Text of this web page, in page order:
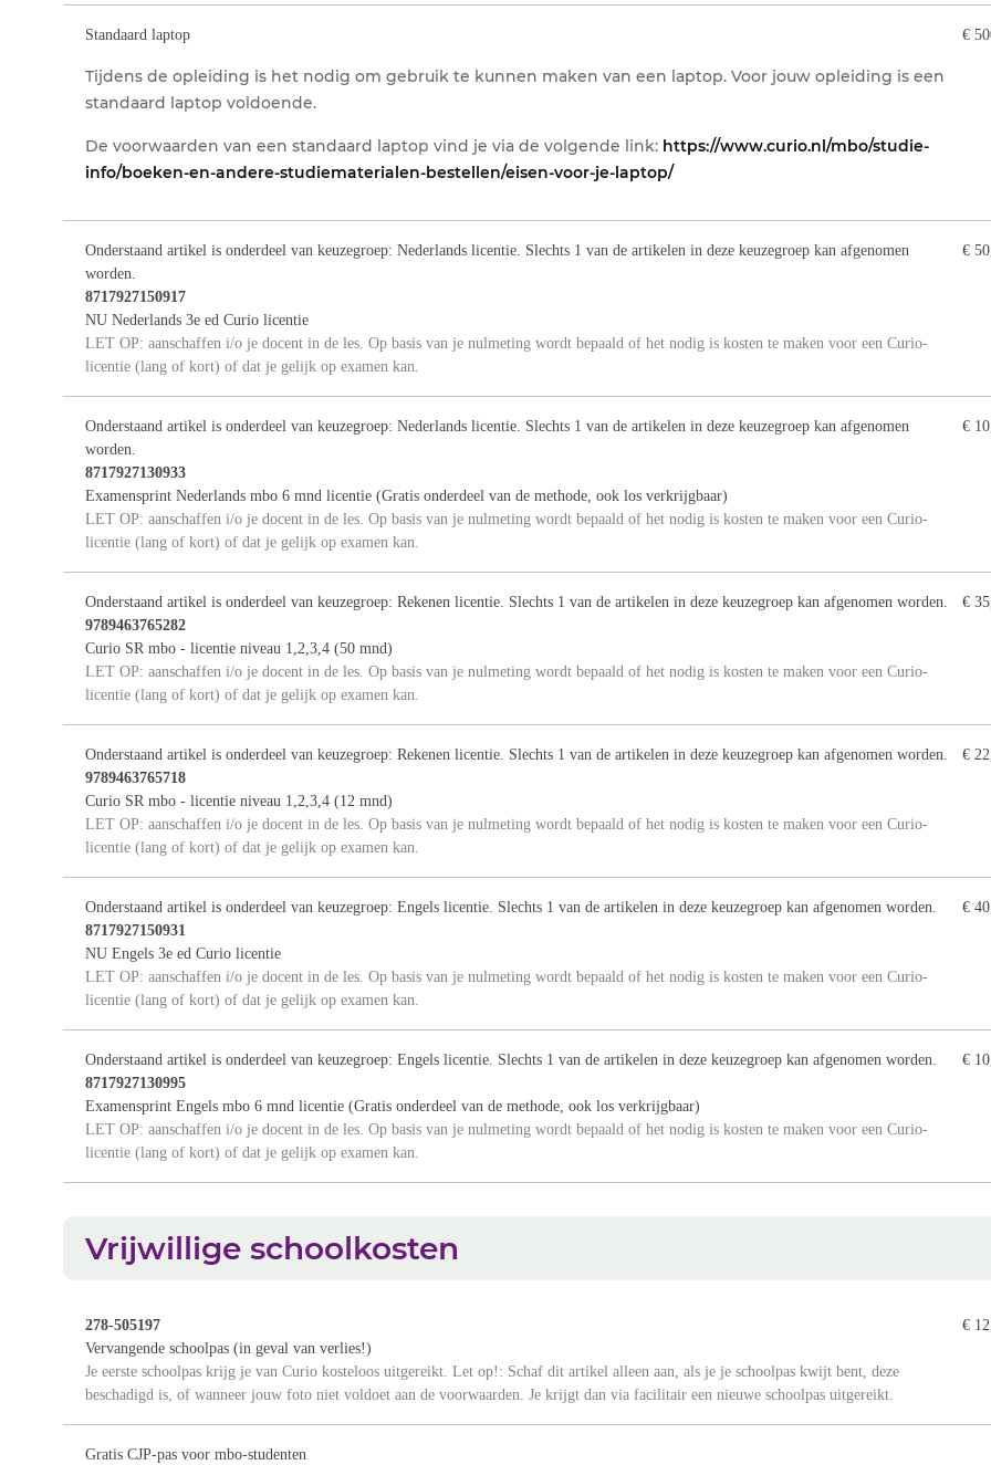
Standaard laptop
Tijdens de opleiding is het nodig om gebruik te kunnen maken van een laptop. Voor jouw opleiding is een
standaard laptop voldoende.
De voorwaarden van een standaard laptop vind je via de volgende link: https://www.curio.nl/mbo/studie-
info/boeken-en-andere-studiematerialen-bestellen/eisen-voor-je-laptop/
€
Onderstaand artikel is onderdeel van keuzegroep: Nederlands licentie. Slechts 1 van de artikelen in deze keuzegroep kan afgenomen
worden.
8717927150917
NU Nederlands 3e ed Curio licentie
LET OP: aanschaffen i/o je docent in de les. Op basis van je nulmeting wordt bepaald of het nodig is kosten te maken voor een Curio-
licentie (lang of kort) of dat je gelijk op examen kan.
€
Onderstaand artikel is onderdeel van keuzegroep: Nederlands licentie. Slechts 1 van de artikelen in deze keuzegroep kan afgenomen
worden.
8717927130933
Examensprint Nederlands mbo 6 mnd licentie (Gratis onderdeel van de methode, ook los verkrijgbaar)
LET OP: aanschaffen i/o je docent in de les. Op basis van je nulmeting wordt bepaald of het nodig is kosten te maken voor een Curio-
licentie (lang of kort) of dat je gelijk op examen kan.
€
Onderstaand artikel is onderdeel van keuzegroep: Rekenen licentie. Slechts 1 van de artikelen in deze keuzegroep kan afgenomen worden.
9789463765282
Curio SR mbo - licentie niveau 1,2,3,4 (50 mnd)
LET OP: aanschaffen i/o je docent in de les. Op basis van je nulmeting wordt bepaald of het nodig is kosten te maken voor een Curio-
licentie (lang of kort) of dat je gelijk op examen kan.
€
Onderstaand artikel is onderdeel van keuzegroep: Rekenen licentie. Slechts 1 van de artikelen in deze keuzegroep kan afgenomen worden.
9789463765718
Curio SR mbo - licentie niveau 1,2,3,4 (12 mnd)
LET OP: aanschaffen i/o je docent in de les. Op basis van je nulmeting wordt bepaald of het nodig is kosten te maken voor een Curio-
licentie (lang of kort) of dat je gelijk op examen kan.
€
Onderstaand artikel is onderdeel van keuzegroep: Engels licentie. Slechts 1 van de artikelen in deze keuzegroep kan afgenomen worden.
8717927150931
NU Engels 3e ed Curio licentie
LET OP: aanschaffen i/o je docent in de les. Op basis van je nulmeting wordt bepaald of het nodig is kosten te maken voor een Curio-
licentie (lang of kort) of dat je gelijk op examen kan.
€
Onderstaand artikel is onderdeel van keuzegroep: Engels licentie. Slechts 1 van de artikelen in deze keuzegroep kan afgenomen worden.
8717927130995
Examensprint Engels mbo 6 mnd licentie (Gratis onderdeel van de methode, ook los verkrijgbaar)
LET OP: aanschaffen i/o je docent in de les. Op basis van je nulmeting wordt bepaald of het nodig is kosten te maken voor een Curio-
licentie (lang of kort) of dat je gelijk op examen kan.
€
Vrijwillige schoolkosten
278-505197
Vervangende schoolpas (in geval van verlies!)
Je eerste schoolpas krijg je van Curio kosteloos uitgereikt. Let op!: Schaf dit artikel alleen aan, als je je schoolpas kwijt bent, deze
beschadigd is, of wanneer jouw foto niet voldoet aan de voorwaarden. Je krijgt dan via facilitair een nieuwe schoolpas uitgereikt.
€
Gratis CJP-pas voor mbo-studenten